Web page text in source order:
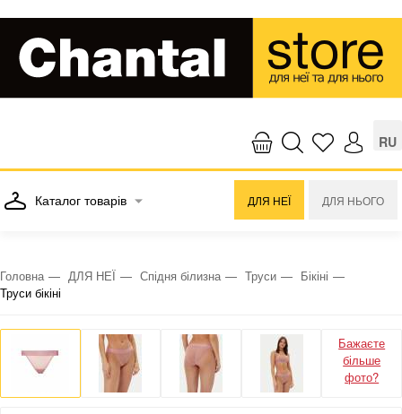
RU
Каталог товарів ДЛЯ НЕЇ ДЛЯ НЬОГО
Головна ДЛЯ НЕЇ Спідня білизна Труси
Бікіні
Труси бікіні
Бажаєте
більше
фото?